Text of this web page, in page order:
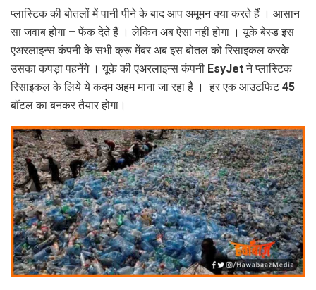
प्‍लास्‍टि‍क की बोतलों में पानी पीने के बाद आप अमूमन क्‍या करते हैं । आसान
सा जवाब होगा – फेंक देते हैं । लेकिन अब ऐसा नहीं होगा । यूके बेस्‍ड इस
एअरलाइन्‍स कंपनी के सभी क्रू मेंबर अब इस बोतल को रिसाइकल करके
उसका कपड़ा पहनेंगे । यूके की एअरलाइन्‍स कंपनी EsyJet ने प्लास्टिक
रिसाइकल के लिये ये कदम अहम माना जा रहा है । हर एक आउटफिट 45
बॉटल का बनकर तैयार होगा।